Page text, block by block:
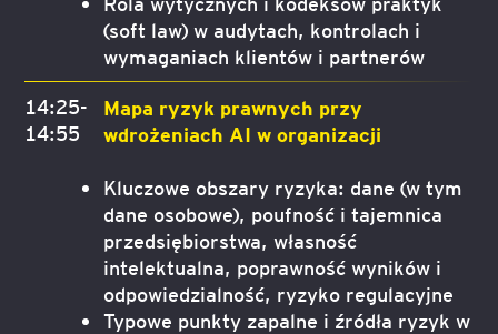
(soft law) w audytach, kontrolach i
wymaganiach klientów i partnerów
14:25-
14:55
Mapa ryzyk prawnych przy
wdrożeniach AI w organizacji
Kluczowe obszary ryzyka: dane (w tym
dane osobowe), poufność i tajemnica
przedsiębiorstwa, własność
intelektualna, poprawność wyników i
odpowiedzialność, ryzyko regulacyjne
Typowe punkty zapalne i źródła ryzyk w